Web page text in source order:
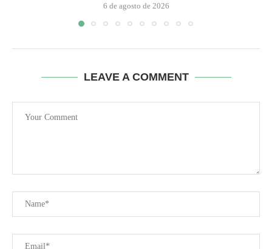
6 de agosto de 2026
LEAVE A COMMENT